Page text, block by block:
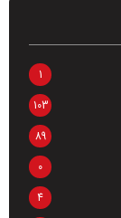
1
103
89
0
4